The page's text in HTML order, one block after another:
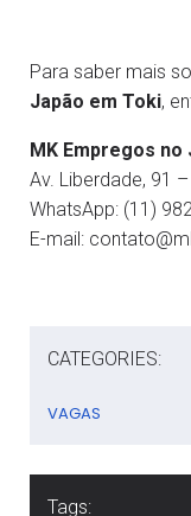
Para saber mais
Japão em Toki,
MK Empregos no
Av. Liberdade, 91
WhatsApp: (11)
E-mail:
CATEGORIES:
VAGAS
Tags: